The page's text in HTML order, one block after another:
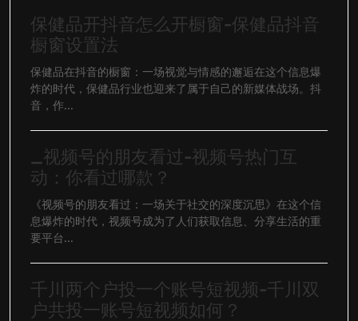
保健品开抖音怎么开橱窗-保健品抖音
橱窗设置法
保健品在抖音的橱窗：一场视觉与情感的邂逅在这个信息爆
炸的时代，保健品行业也迎来了属于自己的新媒体战场。抖
音，作...
_视频号的朋友看过-视频号热门互
动：你看过哪款？
《视频号的朋友看过：一场关于社交的深度沉思》在这个信
息爆炸的时代，视频号成为了人们获取信息、分享生活的重
要平台...
千川两个户投一个账号短视频-千川双
户共投一账号短视频如何？